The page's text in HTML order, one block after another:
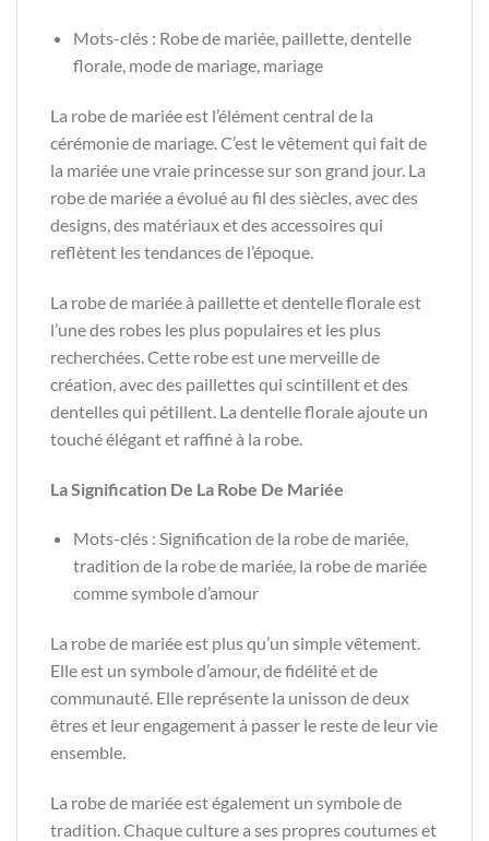
Mots-clés : Robe de mariée, paillette, dentelle
florale, mode de mariage, mariage
La robe de mariée est l’élément central de la
cérémonie de mariage. C’est le vêtement qui fait de
la mariée une vraie princesse sur son grand jour. La
robe de mariée a évolué au fil des siècles, avec des
designs, des matériaux et des accessoires qui
reflètent les tendances de l’époque.
La robe de mariée à paillette et dentelle florale est
l’une des robes les plus populaires et les plus
recherchées. Cette robe est une merveille de
création, avec des paillettes qui scintillent et des
dentelles qui pétillent. La dentelle florale ajoute un
touché élégant et raffiné à la robe.
La Signification De La Robe De Mariée
Mots-clés : Signification de la robe de mariée,
tradition de la robe de mariée, la robe de mariée
comme symbole d’amour
La robe de mariée est plus qu’un simple vêtement.
Elle est un symbole d’amour, de fidélité et de
communauté. Elle représente la unisson de deux
êtres et leur engagement à passer le reste de leur vie
ensemble.
La robe de mariée est également un symbole de
tradition. Chaque culture a ses propres coutumes et